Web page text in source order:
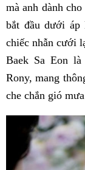
mà anh dành
bắt đầu dưới áp
chiếc nhẫn cưới
Baek Sa Eon
Rony, mang
che chắn gió